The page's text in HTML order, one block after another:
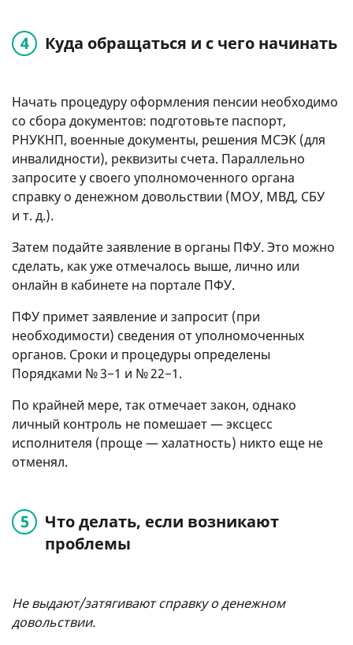
Куда обращаться и с чего начинать
Начать процедуру оформления пенсии необходимо
со сбора документов: подготовьте паспорт,
РНУКНП, военные документы, решения МСЭК (для
инвалидности), реквизиты счета. Параллельно
запросите у своего уполномоченного органа
справку о денежном довольствии (МОУ, МВД, СБУ
и т. д.).
Затем подайте заявление в органы ПФУ. Это можно
сделать, как уже отмечалось выше, лично или
онлайн в кабинете на портале ПФУ.
ПФУ примет заявление и запросит (при
необходимости) сведения от уполномоченных
органов. Сроки и процедуры определены
Порядками № 3−1 и № 22−1.
По крайней мере, так отмечает закон, однако
личный контроль не помешает — эксцесс
исполнителя (проще — халатность) никто еще не
отменял.
Что делать, если возникают
проблемы
Не выдают/затягивают справку о денежном
довольствии.